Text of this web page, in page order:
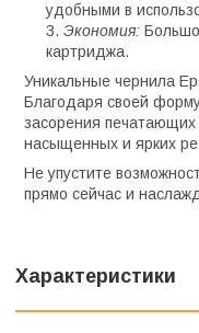
удобными в
Экономия:
картриджа.
Уникальные чернила
Благодаря своей
засорения печатающих
насыщенных и ярких
Не упустите
прямо сейчас и
Характеристики